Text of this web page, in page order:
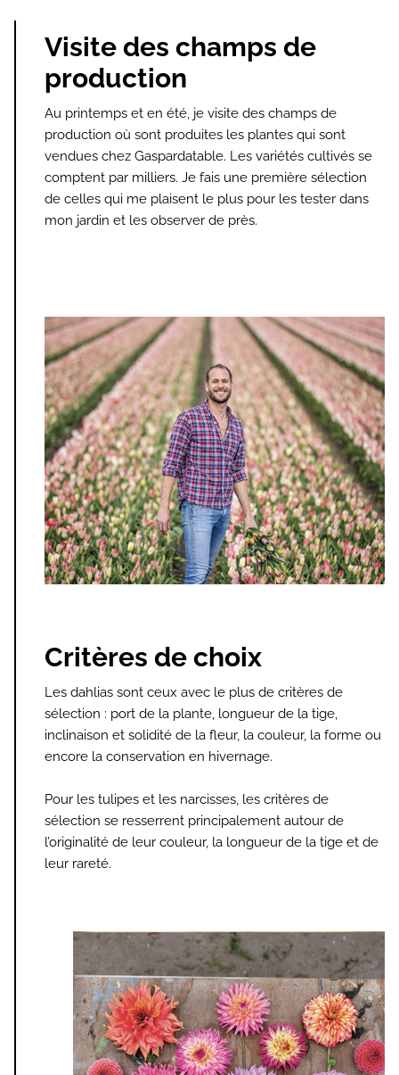
Visite des champs de
production
Au printemps et en été, je visite des champs de
production où sont produites les plantes qui sont
vendues chez Gaspardatable. Les variétés cultivés se
comptent par milliers. Je fais une première sélection
de celles qui me plaisent le plus pour les tester dans
mon jardin et les observer de près.
Critères de choix
Les dahlias sont ceux avec le plus de critères de
sélection : port de la plante, longueur de la tige,
inclinaison et solidité de la fleur, la couleur, la forme ou
encore la conservation en hivernage.
Pour les tulipes et les narcisses, les critères de
sélection se resserrent principalement autour de
l’originalité de leur couleur, la longueur de la tige et de
leur rareté.